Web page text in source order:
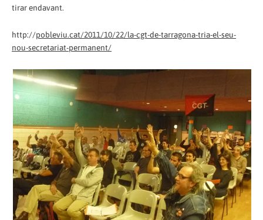
tirar endavant.
http://pobleviu.cat/2011/10/22/la-cgt-de-tarragona-tria-el-seu-
nou-secretariat-permanent/